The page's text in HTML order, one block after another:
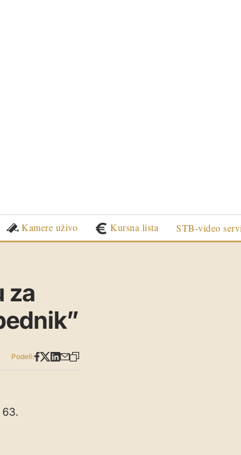
Kamere uživo Kursna lista STB-video
za
Podeli:
63.